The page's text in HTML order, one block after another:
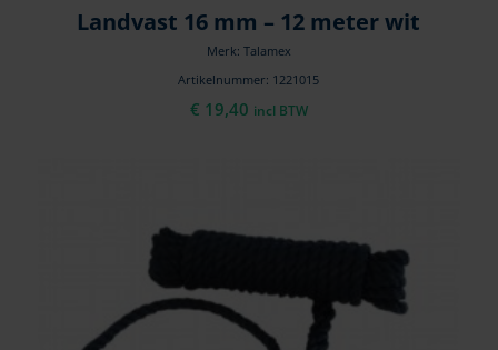
Landvast 16 mm – 12 meter wit
Merk: Talamex
Artikelnummer: 1221015
€ 19,40 incl BTW